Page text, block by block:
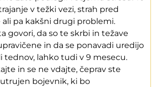
v težki vezi, strah pred
ali pa kakšni drugi problemi.
govori, da so te skrbi in težave
in da se ponavadi uredijo
tednov, lahko tudi v 9 mesecu.
in se ne vdajte, čeprav ste
bojevnik, ki bo